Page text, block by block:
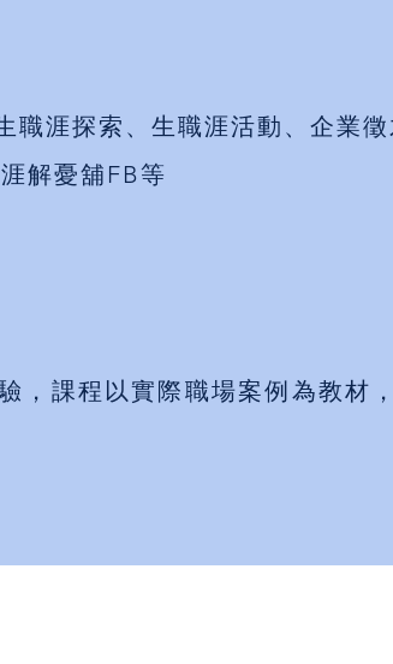
職涯探索、生職涯活動、企業
解憂舖FB等
，課程以實際職場案例為教材